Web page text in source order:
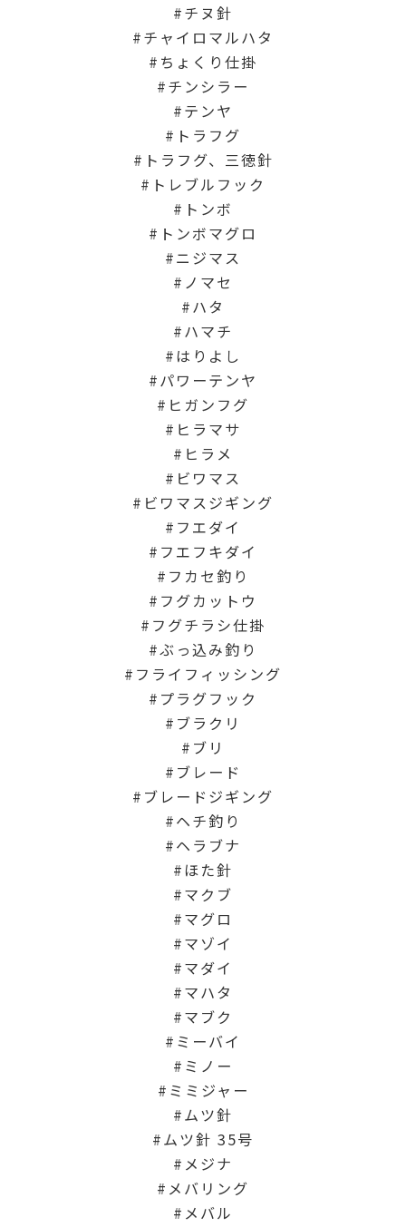
チヌ針
チャイロマルハタ
ちょくり仕掛
チンシラー
テンヤ
トラフグ
トラフグ、三徳針
トレブルフック
トンボ
トンボマグロ
ニジマス
ノマセ
ハタ
ハマチ
はりよし
パワーテンヤ
ヒガンフグ
ヒラマサ
ヒラメ
ビワマス
ビワマスジギング
フエダイ
フエフキダイ
フカセ釣り
フグカットウ
フグチラシ仕掛
ぶっ込み釣り
フライフィッシング
プラグフック
ブラクリ
ブリ
ブレード
ブレードジギング
ヘチ釣り
ヘラブナ
ほた針
マクブ
マグロ
マゾイ
マダイ
マハタ
マブク
ミーバイ
ミノー
ミミジャー
ムツ針
ムツ針 35号
メジナ
メバリング
メバル